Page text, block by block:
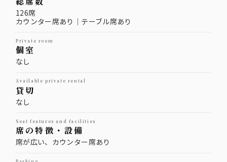
126席
カウンター席あり｜テーブル席あり
private room
個室
なし
available private rental
貸切
なし
seat features and facilities
席の特徴・設備
席が広い、カウンター席あり